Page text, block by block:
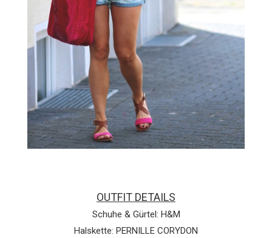
OUTFIT DETAILS
Schuhe & Gürtel: H&M
Halskette: PERNILLE CORYDON